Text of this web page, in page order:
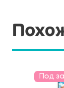
Под